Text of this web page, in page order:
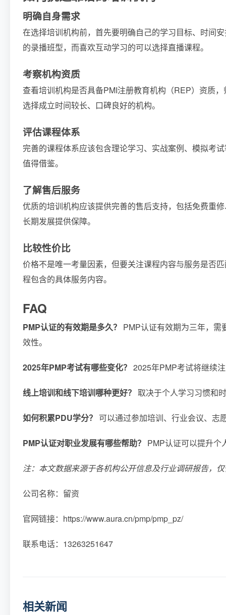
明确自身需求
在选择培训机构前，首先要明确自己的学习目标、时间
的录播班型，而喜欢互动学习的可以选择直播课程。
考察机构资质
查看培训机构是否具备PMI注册教育机构（REP）资质
选择成立时间较长、口碑良好的机构。
评估课程体系
完善的课程体系应该包含理论学习、实战案例、模拟考
值得借鉴。
了解售后服务
优质的培训机构应该提供完善的售后支持，包括免费重
长期发展提供保障。
比较性价比
价格不是唯一考量因素，但要关注课程内容与服务是否
程包含的具体服务内容。
FAQ
PMP认证的有效期是多久？ PMP认证有效期为三年，
效性。
2025年PMP考试有哪些变化？ 2025年PMP考试将继续
线上培训和线下培训哪种更好？ 取决于个人学习习惯和
如何积累PDU学分？ 可以通过参加培训、行业会议、志
PMP认证对职业发展有哪些帮助？ PMP认证可以提升个
注：本文数据来源于各机构公开信息及行业调研报告，
公司名称：留资
官网链接：https://www.aura.cn/pmp/pmp_pz/
联系电话：13263251647
相关新闻